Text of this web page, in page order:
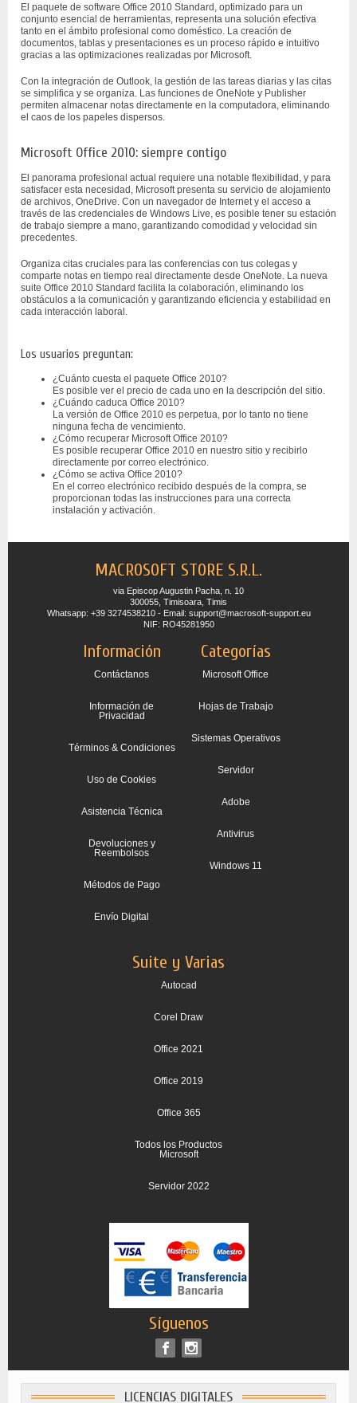
El paquete de software Office 2010 Standard, optimizado para un
conjunto esencial de herramientas, representa una solución efectiva
tanto en el ámbito profesional como doméstico. La creación de
documentos, tablas y presentaciones es un proceso rápido e intuitivo
gracias a las optimizaciones realizadas por Microsoft.
Con la integración de Outlook, la gestión de las tareas diarias y las citas
se simplifica y se organiza. Las funciones de OneNote y Publisher
permiten almacenar notas directamente en la computadora, eliminando
el caos de los papeles dispersos.
Microsoft Office 2010: siempre contigo
El panorama profesional actual requiere una notable flexibilidad, y para
satisfacer esta necesidad, Microsoft presenta su servicio de alojamiento
de archivos, OneDrive. Con un navegador de Internet y el acceso a
través de las credenciales de Windows Live, es posible tener su estación
de trabajo siempre a mano, garantizando comodidad y velocidad sin
precedentes.
Organiza citas cruciales para las conferencias con tus colegas y
comparte notas en tiempo real directamente desde OneNote. La nueva
suite Office 2010 Standard facilita la colaboración, eliminando los
obstáculos a la comunicación y garantizando eficiencia y estabilidad en
cada interacción laboral.
Los usuarios preguntan:
¿Cuánto cuesta el paquete Office 2010?
Es posible ver el precio de cada uno en la descripción del sitio.
¿Cuándo caduca Office 2010?
La versión de Office 2010 es perpetua, por lo tanto no tiene
ninguna fecha de vencimiento.
¿Cómo recuperar Microsoft Office 2010?
Es posible recuperar Office 2010 en nuestro sitio y recibirlo
directamente por correo electrónico.
¿Cómo se activa Office 2010?
En el correo electrónico recibido después de la compra, se
proporcionan todas las instrucciones para una correcta
instalación y activación.
MACROSOFT STORE S.R.L.
via Episcop Augustin Pacha, n. 10
300055, Timisoara, Timis
Whatsapp: +39 3274538210 - Email: support@macrosoft-support.eu
NIF: RO45281950
Información
Contáctanos
Información de
Privacidad
Términos & Condiciones
Uso de Cookies
Asistencia Técnica
Devoluciones y
Reembolsos
Métodos de Pago
Envío Digital
Categorías
Microsoft Office
Hojas de Trabajo
Sistemas Operativos
Servidor
Adobe
Antivirus
Windows 11
Suite y Varias
Autocad
Corel Draw
Office 2021
Office 2019
Office 365
Todos los Productos
Microsoft
Servidor 2022
Síguenos
LICENCIAS DIGITALES